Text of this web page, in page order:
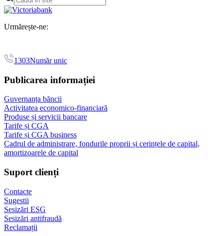
Urmărește-ne:
1303Număr unic
Publicarea informației
Guvernanța băncii
Activitatea economico-financiară
Produse și servicii bancare
Tarife și CGA
Tarife și CGA business
Cadrul de administrare, fondurile proprii și cerințele de capital,
amortizoarele de capital
Suport clienți
Contacte
Sugestii
Sesizări ESG
Sesizări antifraudă
Reclamații